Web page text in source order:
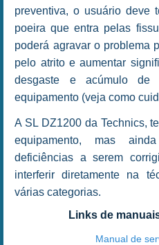
preventiva, o usuário deve
poeira que entra pelas
poderá agravar o problema
pelo atrito e aumentar
desgaste e acúmulo
equipamento (veja como
A SL DZ1200 da Technics,
equipamento, mas
deficiências a serem
interferir diretamente na
várias categorias.
Links de
Manual de